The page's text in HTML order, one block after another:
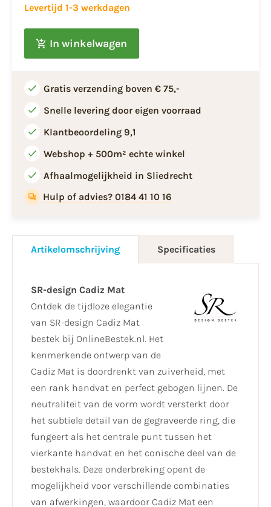
Levertijd 1-3 werkdagen
In winkelwagen
Gratis verzending boven € 75,-
Snelle levering door eigen voorraad
Klantbeoordeling 9,1
Webshop + 500m² echte winkel
Afhaalmogelijkheid in Sliedrecht
Hulp of advies? 0184 41 10 16
Artikelomschrijving Specificaties
SR-design Cadiz Mat
​Ontdek de tijdloze elegantie
van SR-design Cadiz Mat
bestek bij OnlineBestek.nl. Het
kenmerkende ontwerp van de
Cadiz Mat is doordrenkt van zuiverheid, met
een rank handvat en perfect gebogen lijnen. De
neutraliteit van de vorm wordt versterkt door
het subtiele detail van de gegraveerde ring, die
fungeert als het centrale punt tussen het
vierkante handvat en het conische deel van de
bestekhals. Deze onderbreking opent de
mogelijkheid voor verschillende combinaties
van afwerkingen, waardoor Cadiz Mat een